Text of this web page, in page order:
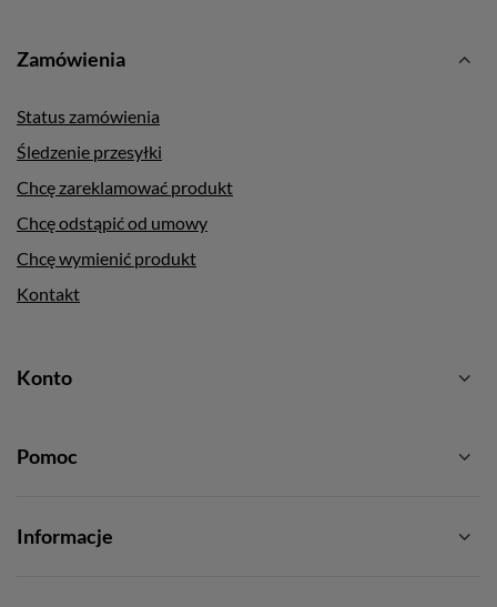
Zamówienia
Status zamówienia
Śledzenie przesyłki
Chcę zareklamować produkt
Chcę odstąpić od umowy
Chcę wymienić produkt
Kontakt
Konto
Pomoc
Informacje